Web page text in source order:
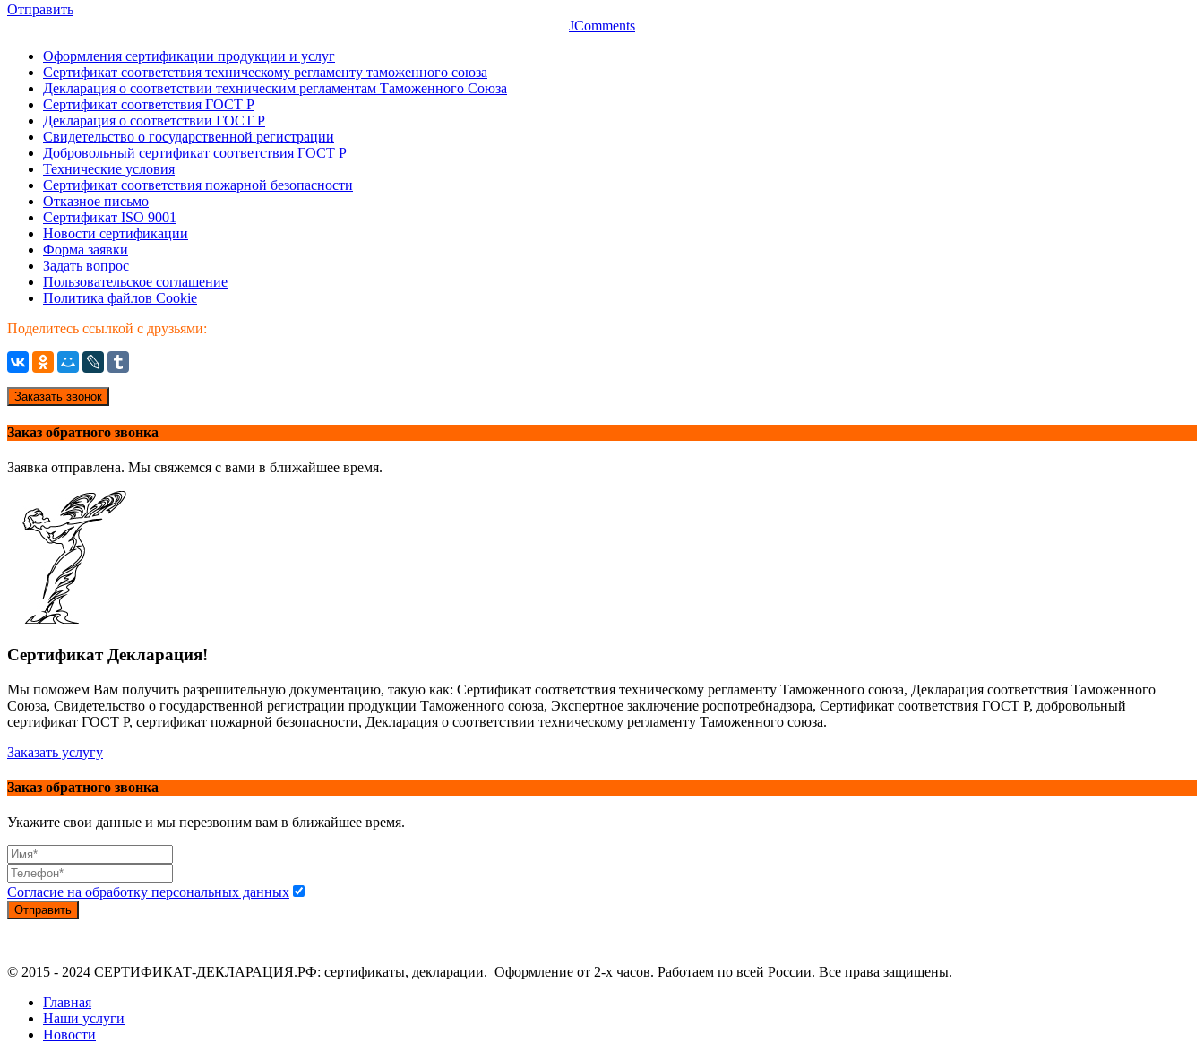
Отправить
JComments
Оформления сертификации продукции и услуг
Сертификат соответствия техническому регламенту таможенного союза
Декларация о соответствии техническим регламентам Таможенного Союза
Сертификат соответствия ГОСТ Р
Декларация о соответствии ГОСТ Р
Свидетельство о государственной регистрации
Добровольный сертификат соответствия ГОСТ Р
Технические условия
Сертификат соответствия пожарной безопасности
Отказное письмо
Сертификат ISO 9001
Новости сертификации
Форма заявки
Задать вопрос
Пользовательское соглашение
Политика файлов Cookie
Поделитесь ссылкой с друзьями:
Заказать звонок
Заказ обратного звонка
Заявка отправлена. Мы свяжемся с вами в ближайшее время.
Сертификат Декларация!
Мы поможем Вам получить разрешительную документацию, такую как: Сертификат соответствия техническому регламенту Таможенного союза, Декларация соответствия Таможенного
Союза, Свидетельство о государственной регистрации продукции Таможенного союза, Экспертное заключение роспотребнадзора, Сертификат соответствия ГОСТ Р, добровольный
сертификат ГОСТ Р, сертификат пожарной безопасности, Декларация о соответствии техническому регламенту Таможенного союза.
Заказать услугу
Заказ обратного звонка
Укажите свои данные и мы перезвоним вам в ближайшее время.
Согласие на обработку персональных данных
Отправить
© 2015 - 2024 СЕРТИФИКАТ-ДЕКЛАРАЦИЯ.РФ: сертификаты, декларации. Оформление от 2-х часов. Работаем по всей России. Все права защищены.
Главная
Наши услуги
Новости